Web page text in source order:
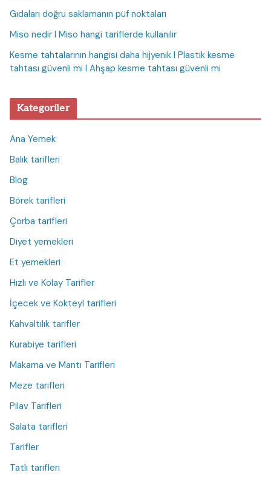
Gıdaları doğru saklamanın püf noktaları
Miso nedir I Miso hangi tariflerde kullanılır
Kesme tahtalarının hangisi daha hijyenik I Plastik kesme
tahtası güvenli mi I Ahşap kesme tahtası güvenli mi
Kategoriler
Ana Yemek
Balık tarifleri
Blog
Börek tarifleri
Çorba tarifleri
Diyet yemekleri
Et yemekleri
Hızlı ve Kolay Tarifler
İçecek ve Kokteyl tarifleri
Kahvaltılık tarifler
Kurabiye tarifleri
Makarna ve Mantı Tarifleri
Meze tarifleri
Pilav Tarifleri
Salata tarifleri
Tarifler
Tatlı tarifleri